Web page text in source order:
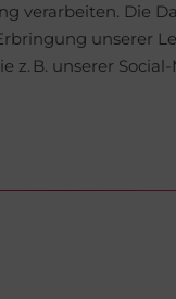
verarbeiten. Die
unserer
B. unserer